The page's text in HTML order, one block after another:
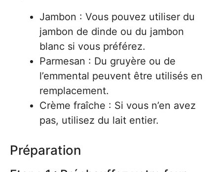
Jambon : Vous pouvez utiliser du
jambon de dinde ou du jambon
blanc si vous préférez.
Parmesan : Du gruyère ou de
l’emmental peuvent être utilisés en
remplacement.
Crème fraîche : Si vous n’en avez
pas, utilisez du lait entier.
Préparation